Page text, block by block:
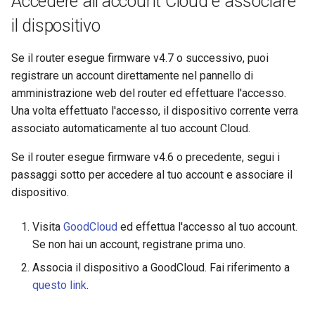
GL-B1300 (Convexa-B)
GL-MV1000 (Brume)
il dispositivo
Se il router esegue firmware v4.7 o successivo, puoi
registrare un account direttamente nel pannello di
amministrazione web del router ed effettuare l'accesso.
Una volta effettuato l'accesso, il dispositivo corrente verra
associato automaticamente al tuo account Cloud.
Se il router esegue firmware v4.6 o precedente, segui i
passaggi sotto per accedere al tuo account e associare il
dispositivo.
Visita GoodCloud ed effettua l'accesso al tuo account.
Se non hai un account, registrane prima uno.
Associa il dispositivo a GoodCloud. Fai riferimento a
questo link.